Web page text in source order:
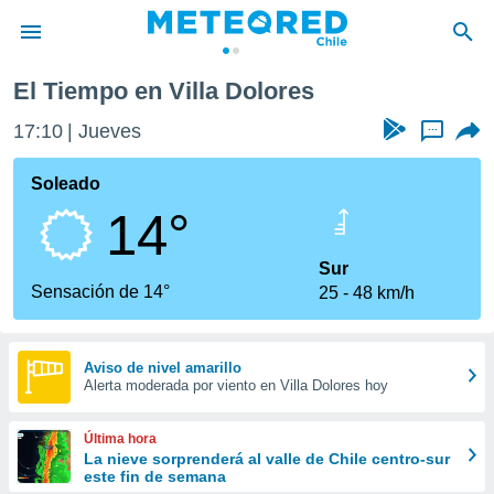
de
por
que se
calidad.
a este
las
y
digital
basada
El Tiempo en Villa Dolores
17:10 Jueves ...
Soleado
14°
Sensación de 14°
Sur
25
48 km/h
Aviso de nivel amarillo
Alerta moderada por viento en Villa Dolores hoy
Última hora
La nieve sorprenderá al valle de Chile centro-sur
este fin de semana